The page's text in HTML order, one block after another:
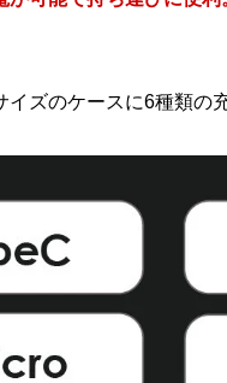
ズのケースに6種類の